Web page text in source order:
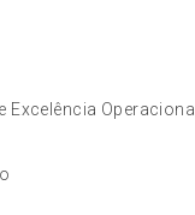
Excelência Operacional